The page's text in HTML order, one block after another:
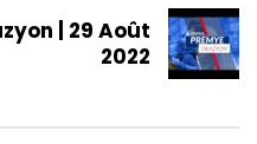
| 29 Août
2022